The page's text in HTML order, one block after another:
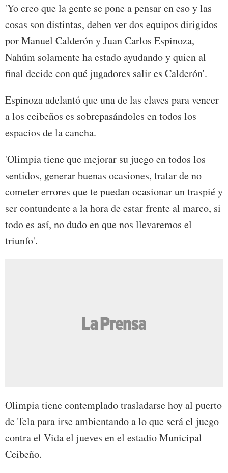
'Yo creo que la gente se pone a pensar en eso y las
cosas son distintas, deben ver dos equipos dirigidos
por Manuel Calderón y Juan Carlos Espinoza,
Nahúm solamente ha estado ayudando y quien al
final decide con qué jugadores salir es Calderón'.
Espinoza adelantó que una de las claves para vencer
a los ceibeños es sobrepasándoles en todos los
espacios de la cancha.
'Olimpia tiene que mejorar su juego en todos los
sentidos, generar buenas ocasiones, tratar de no
cometer errores que te puedan ocasionar un traspié y
ser contundente a la hora de estar frente al marco, si
todo es así, no dudo en que nos llevaremos el
triunfo'.
Olimpia tiene contemplado trasladarse hoy al puerto
de Tela para irse ambientando a lo que será el juego
contra el Vida el jueves en el estadio Municipal
Ceibeño.